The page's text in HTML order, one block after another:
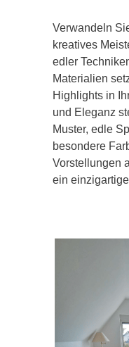
Verwandeln
kreatives
edler
Materialien
Highlights in
und Eleganz
Muster, edle
besondere
Vorstellungen
ein